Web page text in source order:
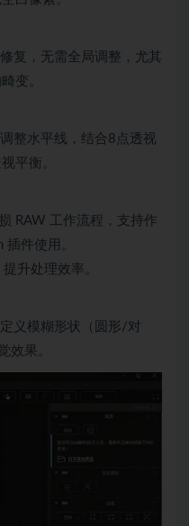
复，无需全局调整，尤其
变。
整水平线，结合8点透视
平衡。
RAW 工作流程，支持作
件使用。
升处理效率。
义模糊形状（圆形/对
效果。